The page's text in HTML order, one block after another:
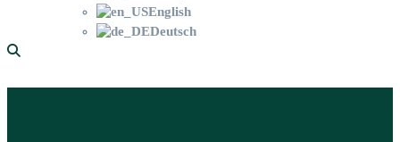
English
Deutsch